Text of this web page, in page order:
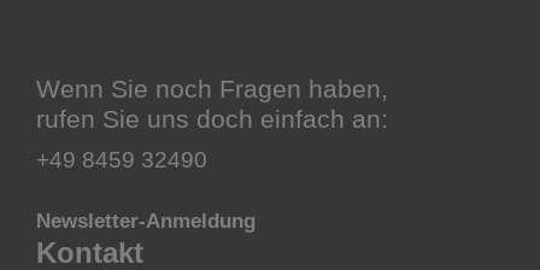
Wenn Sie noch Fragen haben,
rufen Sie uns doch einfach an:
+49 8459 32490
Newsletter-Anmeldung
Kontakt